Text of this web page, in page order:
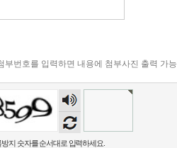
번호를 입력하면 내용에 첨부사진 출력 가능
숫자
음성
듣기
지 숫자를 순서대로 입력하세요.